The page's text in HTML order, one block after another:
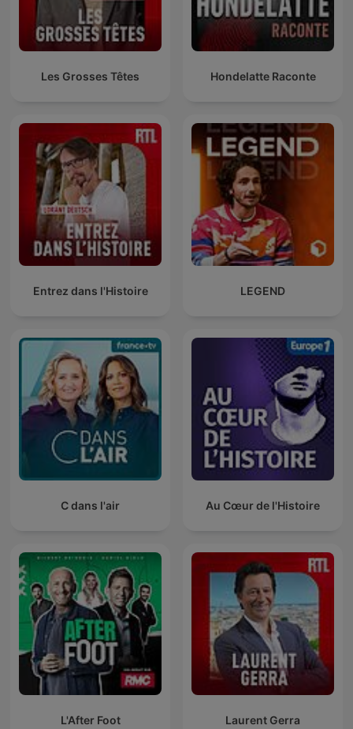
Les Grosses Têtes Hondelatte Raconte
Entrez dans l'Histoire LEGEND
C dans l'air Au Cœur de l'Histoire
L'After Foot Laurent Gerra